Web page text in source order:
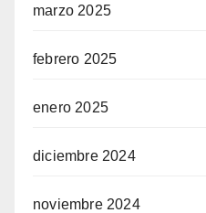
marzo 2025
febrero 2025
enero 2025
diciembre 2024
noviembre 2024